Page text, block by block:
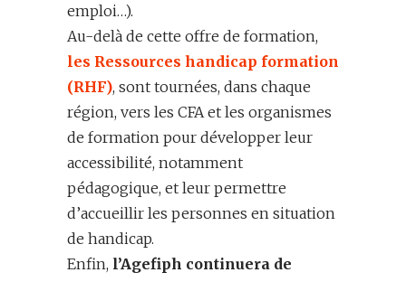
emploi…).
Au-delà de cette offre de formation,
les Ressources handicap formation
(RHF), sont tournées, dans chaque
région, vers les CFA et les organismes
de formation pour développer leur
accessibilité, notamment
pédagogique, et leur permettre
d’accueillir les personnes en situation
de handicap.
Enfin, l’Agefiph continuera de